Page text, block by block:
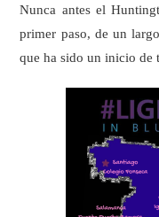
Nunca antes el
primer paso, de un
que ha sido un inicio de